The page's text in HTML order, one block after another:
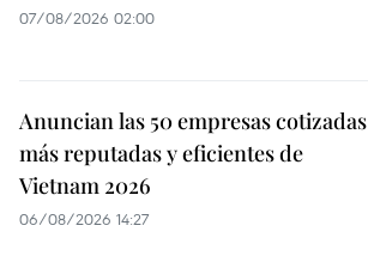
07/08/2026 02:00
Anuncian las 50 empresas cotizadas
más reputadas y eficientes de
Vietnam 2026
06/08/2026 14:27